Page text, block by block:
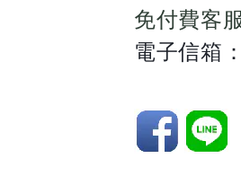
免付費客
電子信箱